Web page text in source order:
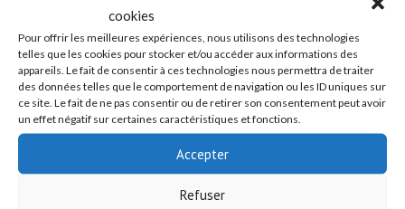
cookies
Pour offrir les meilleures expériences, nous utilisons des technologies
telles que les cookies pour stocker et/ou accéder aux informations des
appareils. Le fait de consentir à ces technologies nous permettra de traiter
des données telles que le comportement de navigation ou les ID uniques sur
ce site. Le fait de ne pas consentir ou de retirer son consentement peut avoir
un effet négatif sur certaines caractéristiques et fonctions.
Accepter
Refuser
Mentions légales
cookies (UE)
Copyright © 2026Charnècles-Loisirs| WordPress Theme: Wimpie
Lite by8degree Themes